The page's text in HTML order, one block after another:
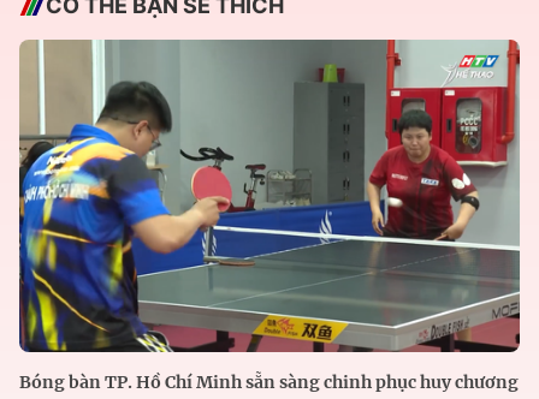
CÓ THỂ BẠN SẼ THÍCH
Bóng bàn TP. Hồ Chí Minh sẵn sàng chinh phục huy chương